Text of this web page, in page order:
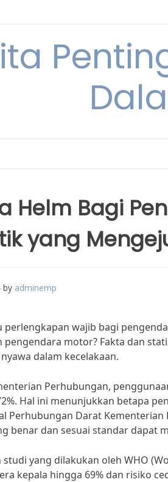
Helm Bagi
yang
by adminemp
perlengkapan wajib bagi
pengendara motor? Fakta dan
dalam kecelakaan.
Perhubungan,
Hal ini menunjukkan betapa
Perhubungan Darat
benar dan sesuai standar dapat
yang dilakukan oleh WHO
kepala hingga 69% dan risiko